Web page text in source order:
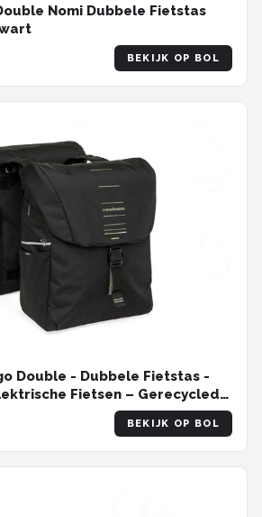
Nomi Dubbele Fietstas
BEKIJK OP BOL
Double - Dubbele Fietstas -
Fietsen – Gerecycled
– Zwart - Groen
BEKIJK OP BOL